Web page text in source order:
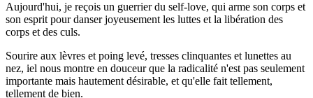
Aujourd'hui, je reçois un guerrier du self-love, qui arme son corps et
son esprit pour danser joyeusement les luttes et la libération des
corps et des culs.
Sourire aux lèvres et poing levé, tresses clinquantes et lunettes au
nez, iel nous montre en douceur que la radicalité n'est pas seulement
importante mais hautement désirable, et qu'elle fait tellement,
tellement de bien.